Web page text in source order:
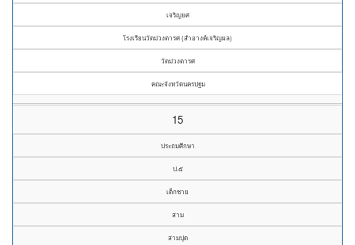
เจริญยศ
โรงเรียนวัดม่วงตารศ (สำอางค์เจริญผล)
วัดม่วงตารศ
คณะจังหวัดนครปฐม
15
ประถมศึกษา
ป.๕
เด็กชาย
สาม
สามปุด